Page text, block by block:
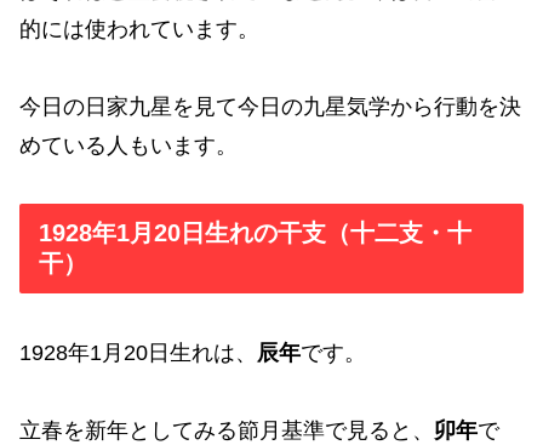
的には使われています。
今日の日家九星を見て今日の九星気学から行動を決
めている人もいます。
1928年1月20日生れの干支（十二支・十
干）
1928年1月20日生れは、 辰年です。
立春を新年としてみる節月基準で見ると、 卯年で